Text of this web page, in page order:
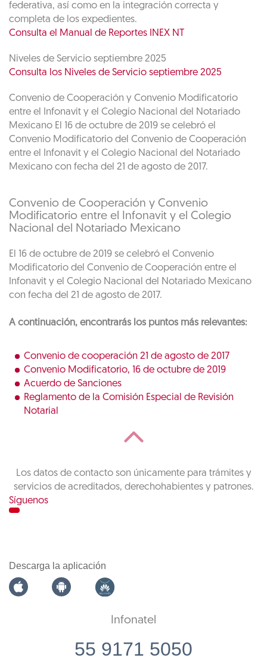
federativa, así como en la integración correcta y
completa de los expedientes.
Consulta el Manual de Reportes INEX NT
Niveles de Servicio septiembre 2025
Consulta los Niveles de Servicio septiembre 2025
Convenio de Cooperación y Convenio Modificatorio
entre el Infonavit y el Colegio Nacional del Notariado
Mexicano El 16 de octubre de 2019 se celebró el
Convenio Modificatorio del Convenio de Cooperación
entre el Infonavit y el Colegio Nacional del Notariado
Mexicano con fecha del 21 de agosto de 2017.
Convenio de Cooperación y Convenio
Modificatorio entre el Infonavit y el Colegio
Nacional del Notariado Mexicano
El 16 de octubre de 2019 se celebró el Convenio
Modificatorio del Convenio de Cooperación entre el
Infonavit y el Colegio Nacional del Notariado Mexicano
con fecha del 21 de agosto de 2017.
A continuación, encontrarás los puntos más relevantes:
Convenio de cooperación 21 de agosto de 2017
Convenio Modificatorio, 16 de octubre de 2019
Acuerdo de Sanciones
Reglamento de la Comisión Especial de Revisión
Notarial
Los datos de contacto son únicamente para trámites y
servicios de acreditados, derechohabientes y patrones.
Síguenos
Descarga la aplicación
Infonatel
55 9171 5050